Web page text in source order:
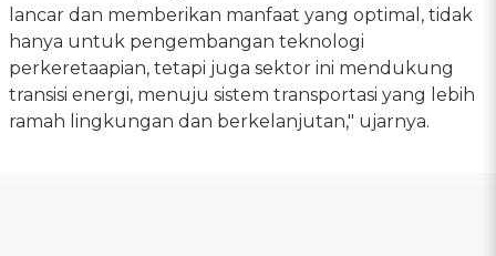
lancar dan memberikan manfaat yang optimal, tidak
hanya untuk pengembangan teknologi
perkeretaapian, tetapi juga sektor ini mendukung
transisi energi, menuju sistem transportasi yang lebih
ramah lingkungan dan berkelanjutan," ujarnya.